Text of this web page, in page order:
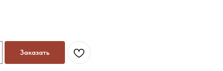
Заказать